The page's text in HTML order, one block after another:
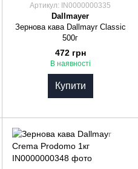
Артикул: IN0000000335
Dallmayer
Зернова кава Dallmayr Classic
500г
472 грн
В наявності
Купити